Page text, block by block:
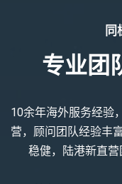
同
专业团
10余年海外服务经验
营，顾问团队经验丰
稳健，陆港新直营